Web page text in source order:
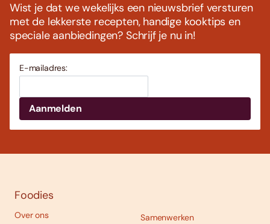
Wist je dat we wekelijks een nieuwsbrief versturen
met de lekkerste recepten, handige kooktips en
speciale aanbiedingen? Schrijf je nu in!
E-mailadres:
Foodies
Over ons
Samenwerken